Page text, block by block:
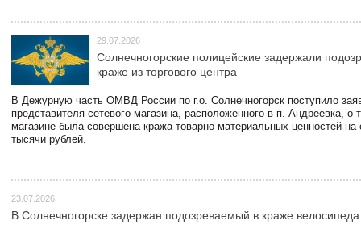
29.07.2026
Солнечногорские полицейские задержали
краже из торгового центра
В Дежурную часть ОМВД России по г.о. Солнечногорск поступило
представителя сетевого магазина, расположенного в п. Андреевка, о
магазине была совершена кража товарно-материальных ценностей
тысячи рублей.
23.07.2026
В Солнечногорске задержан подозреваемый в краже велосипеда